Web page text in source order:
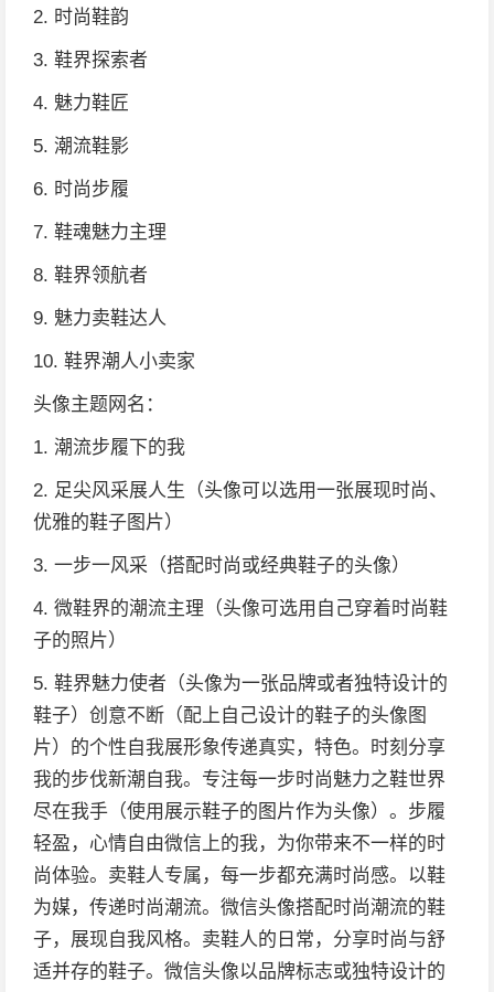
2. 时尚鞋韵
3. 鞋界探索者
4. 魅力鞋匠
5. 潮流鞋影
6. 时尚步履
7. 鞋魂魅力主理
8. 鞋界领航者
9. 魅力卖鞋达人
10. 鞋界潮人小卖家
头像主题网名：
1. 潮流步履下的我
2. 足尖风采展人生（头像可以选用一张展现时尚、
优雅的鞋子图片）
3. 一步一风采（搭配时尚或经典鞋子的头像）
4. 微鞋界的潮流主理（头像可选用自己穿着时尚鞋
子的照片）
5. 鞋界魅力使者（头像为一张品牌或者独特设计的
鞋子）创意不断（配上自己设计的鞋子的头像图
片）的个性自我展形象传递真实，特色。时刻分享
我的步伐新潮自我。专注每一步时尚魅力之鞋世界
尽在我手（使用展示鞋子的图片作为头像）。步履
轻盈，心情自由微信上的我，为你带来不一样的时
尚体验。卖鞋人专属，每一步都充满时尚感。以鞋
为媒，传递时尚潮流。微信头像搭配时尚潮流的鞋
子，展现自我风格。卖鞋人的日常，分享时尚与舒
适并存的鞋子。微信头像以品牌标志或独特设计的